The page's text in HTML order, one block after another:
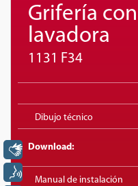
Grifería
lavadora
1131 F34
Dibujo técnico
Download:
Manual de instalación
Libras